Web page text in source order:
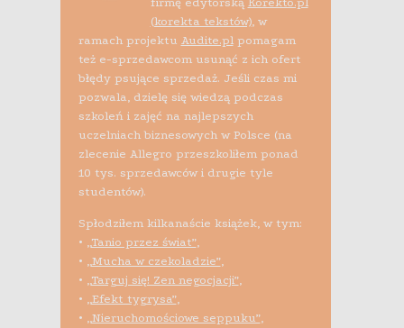
(korekta tekstów), w
ramach projektu Audite.plpomagam
też e-sprzedawcom usunąć z ich ofert
błędy psujące sprzedaż. Jeśli czas mi
pozwala, dzielę się wiedzą podczas
szkoleń i zajęć na najlepszych
uczelniach biznesowych w Polsce (na
zlecenie Allegro przeszkoliłem ponad
10 tys. sprzedawców i drugie tyle
studentów).
Spłodziłem kilkanaście książek, w tym:
• „Tanio przez świat”,
• „Mucha w czekoladzie”,
• „Targuj się! Zen negocjacji”,
• „Efekt tygrysa”,
• „Nieruchomościowe seppuku”,